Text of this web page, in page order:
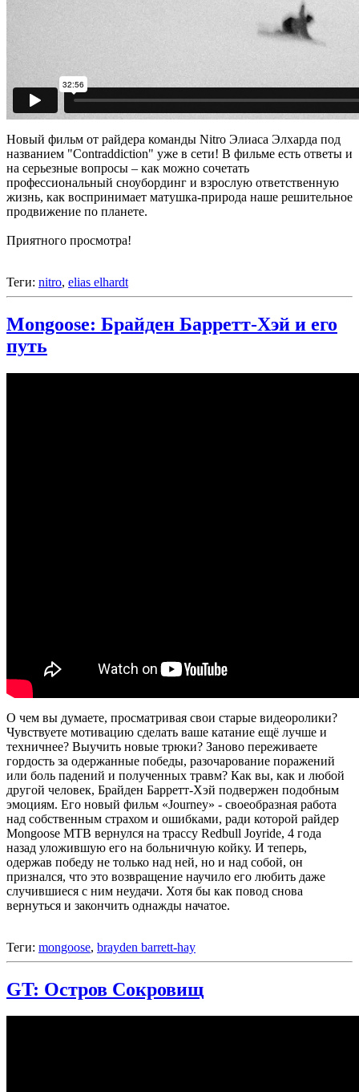
Новый фильм от райдера команды Nitro Элиаса Элхарда под
названием "Contraddiction" уже в сети! В фильме есть ответы и
на серьезные вопросы – как можно сочетать
профессиональный сноубординг и взрослую ответственную
жизнь, как воспринимает матушка-природа наше решительное
продвижение по планете.
Приятного просмотра!
Теги: nitro, elias elhardt
Mongoose: Брайден Барретт-Хэй и его
путь
О чем вы думаете, просматривая свои старые видеоролики?
Чувствуете мотивацию сделать ваше катание ещё лучше и
техничнее? Выучить новые трюки? Заново переживаете
гордость за одержанные победы, разочарование поражений
или боль падений и полученных травм? Как вы, как и любой
другой человек, Брайден Барретт-Хэй подвержен подобным
эмоциям. Его новый фильм «Journey» - своеобразная работа
над собственным страхом и ошибками, ради которой райдер
Mongoose MTB вернулся на трассу Redbull Joyride, 4 года
назад уложившую его на больничную койку. И теперь,
одержав победу не только над ней, но и над собой, он
признался, что это возвращение научило его любить даже
случившиеся с ним неудачи. Хотя бы как повод снова
вернуться и закончить однажды начатое.
Теги: mongoose, brayden barrett-hay
GT: Остров Сокровищ